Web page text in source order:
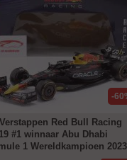
-
Verstappen Red Bull RB19
VS GP formule 1
2023 1:18